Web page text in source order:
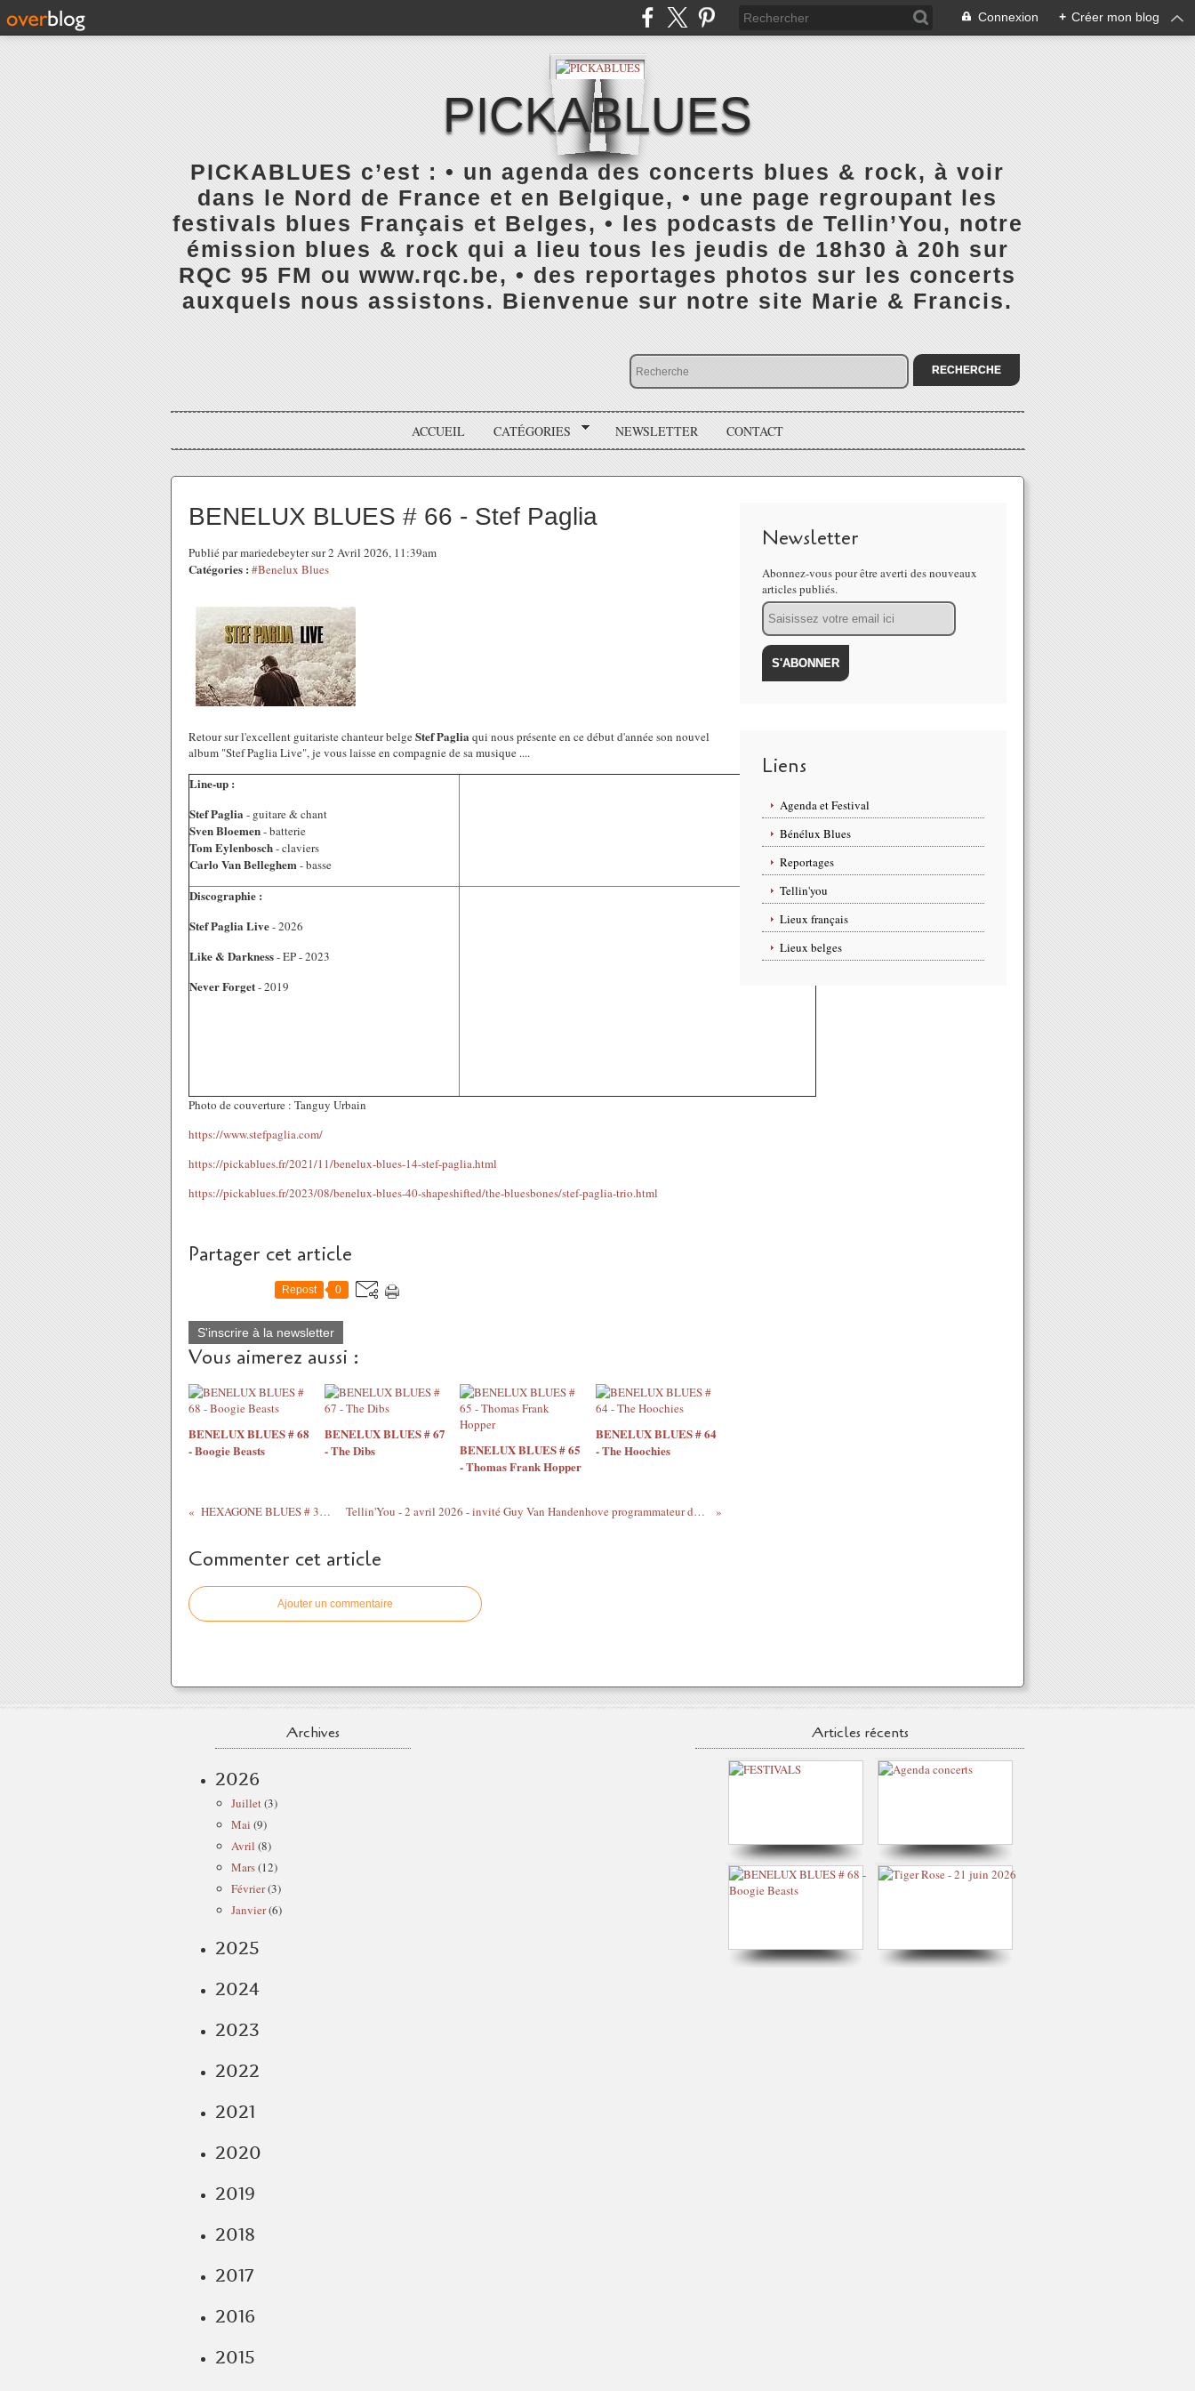
Connexion + Créer mon blog
PICKABLUES
PICKABLUES c’est : • un agenda des concerts blues & rock, à voir
dans le Nord de France et en Belgique, • une page regroupant les
festivals blues Français et Belges, • les podcasts de Tellin’You, notre
émission blues & rock qui a lieu tous les jeudis de 18h30 à 20h sur
RQC 95 FM ou www.rqc.be, • des reportages photos sur les concerts
auxquels nous assistons. Bienvenue sur notre site Marie & Francis.
ACCUEIL CATÉGORIES NEWSLETTER CONTACT
BENELUX BLUES # 66 - Stef Paglia
Publié par mariedebeyter sur 2 Avril 2026, 11:39am
Catégories : #Benelux Blues
Retour sur l'excellent guitariste chanteur belgeStef Paglia qui nous présente en ce début d'année son nouvel
album "Stef Paglia Live", je vous laisse en compagnie de sa musique ....
Line-up :
Stef Paglia - guitare & chant
Sven Bloemen- batterie
Tom Eylenbosch- claviers
Carlo Van Belleghem- basse
Discographie :
Stef Paglia Live- 2026
Like & Darkness- EP - 2023
Never Forget- 2019
Photo de couverture : Tanguy Urbain
https://www.stefpaglia.com/
https://pickablues.fr/2021/11/benelux-blues-14-stef-paglia.html
https://pickablues.fr/2023/08/benelux-blues-40-shapeshifted/the-bluesbones/stef-paglia-trio.html
Partager cet article
Repost 0
S'inscrire à la newsletter
Vous aimerez aussi :
BENELUX BLUES # 68
- Boogie Beasts
BENELUX BLUES # 67
- The Dibs
BENELUX BLUES # 65
- Thomas Frank Hopper
BENELUX BLUES # 64
- The Hoochies
HEXAGONE BLUES # 36 - Lee O'Nell Tellin'You - 2 avril 2026 - invité Guy Van Handenhove programmateur du Roots & Roses - www.rqc.be
Commenter cet article
Ajouter un commentaire
Newsletter
Abonnez-vous pour être averti des nouveaux
articles publiés.
Email
Liens
Agenda et Festival
Bénélux Blues
Reportages
Tellin'you
Lieux français
Lieux belges
Archives
2026
Juillet(3)
Mai (9)
Avril (8)
Mars(12)
Février(3)
Janvier(6)
2025
2024
2023
2022
2021
2020
2019
2018
2017
2016
2015
Articles récents